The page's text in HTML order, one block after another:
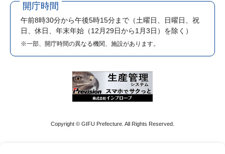
開庁時間
午前8時30分から午後5時15分まで （土曜日、日曜日、祝
日、休日、年末年始（12月29日から1月3日）を除く）
※一部、開庁時間の異なる機関、施設があります。
Copyright © GIFU Prefecture. All Rights Reserved.